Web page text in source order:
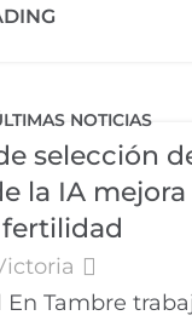
NOTICIAS
selección
la IA mejora
En Tambre